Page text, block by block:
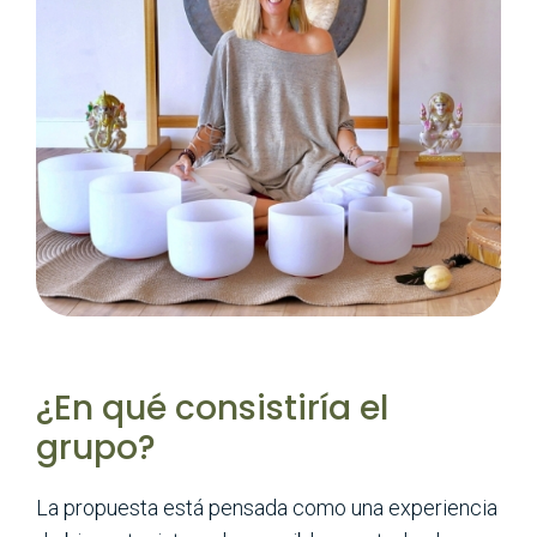
¿En qué consistiría el
grupo?
La propuesta está pensada como una experiencia